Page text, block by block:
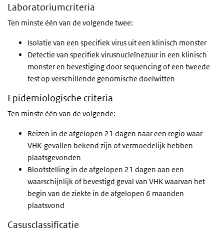
Laboratoriumcriteria
Ten minste één van de volgende twee:
Isolatie van een specifiek virus uit een klinisch monster
Detectie van specifiek virusnucleïnezuur in een klinisch
monster en bevestiging door sequencing of een tweede
test op verschillende genomische doelwitten
Epidemiologische criteria
Ten minste één van de volgende:
Reizen in de afgelopen 21 dagen naar een regio waar
VHK-gevallen bekend zijn of vermoedelijk hebben
plaatsgevonden
Blootstelling in de afgelopen 21 dagen aan een
waarschijnlijk of bevestigd geval van VHK waarvan het
begin van de ziekte in de afgelopen 6 maanden
plaatsvond
Casusclassificatie